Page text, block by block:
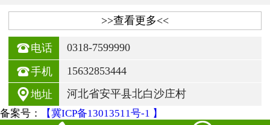
>>查看更多<<
电话 0318-7599990
手机 15632853444
地址 河北省安平县北白沙庄村
备案号： 【冀ICP备13013511号-1 】